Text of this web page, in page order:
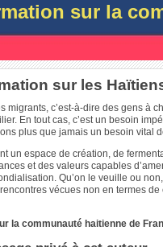
sur la
sur les
migrants, c’est-à-dire des gens à
En tout cas, c’est un besoin
plus que jamais un besoin vital
un espace de création, de
et des valeurs capables
Qu’on le veuille ou
vécues non en termes
la communauté haitienne de